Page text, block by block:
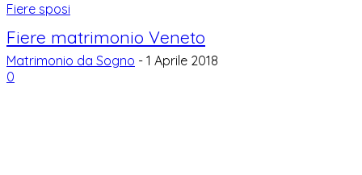
Fiere sposi
Fiere matrimonio Veneto
Matrimonio da Sogno - 1 Aprile 2018
0